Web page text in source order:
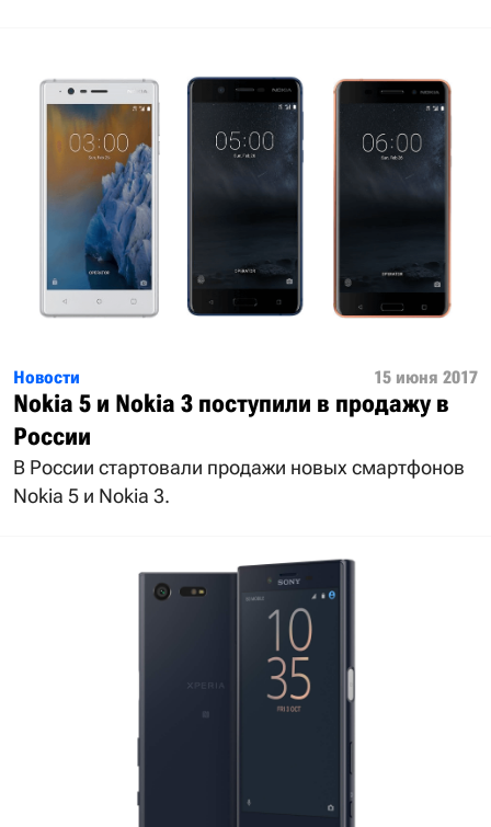
Новости 15 июня 2017
Nokia 5 и Nokia 3 поступили в продажу в
России
В России стартовали продажи новых смартфонов
Nokia 5 и Nokia 3.